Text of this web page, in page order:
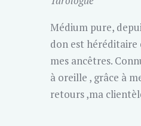
Médium pure,
don est
mes ancêtres.
à oreille , grâce à
retours ,ma